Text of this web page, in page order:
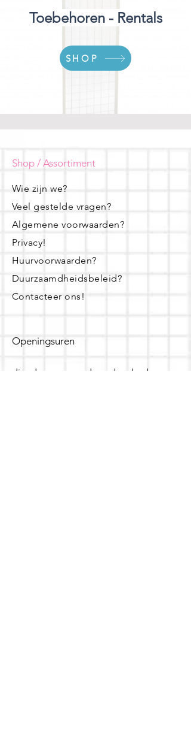
Toebehoren - Rentals
SHOP
Shop / Assortiment
Wie zijn we?
Veel gestelde vragen?
Algemene voorwaarden?
Privacy!
Huurvoorwaarden?
Duurzaamdheidsbeleid?
Contacteer ons!
Openingsuren
dinsdag - woensdag- donderdag: